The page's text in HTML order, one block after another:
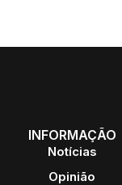
INFORMAÇÃO
Notícias
Opinião